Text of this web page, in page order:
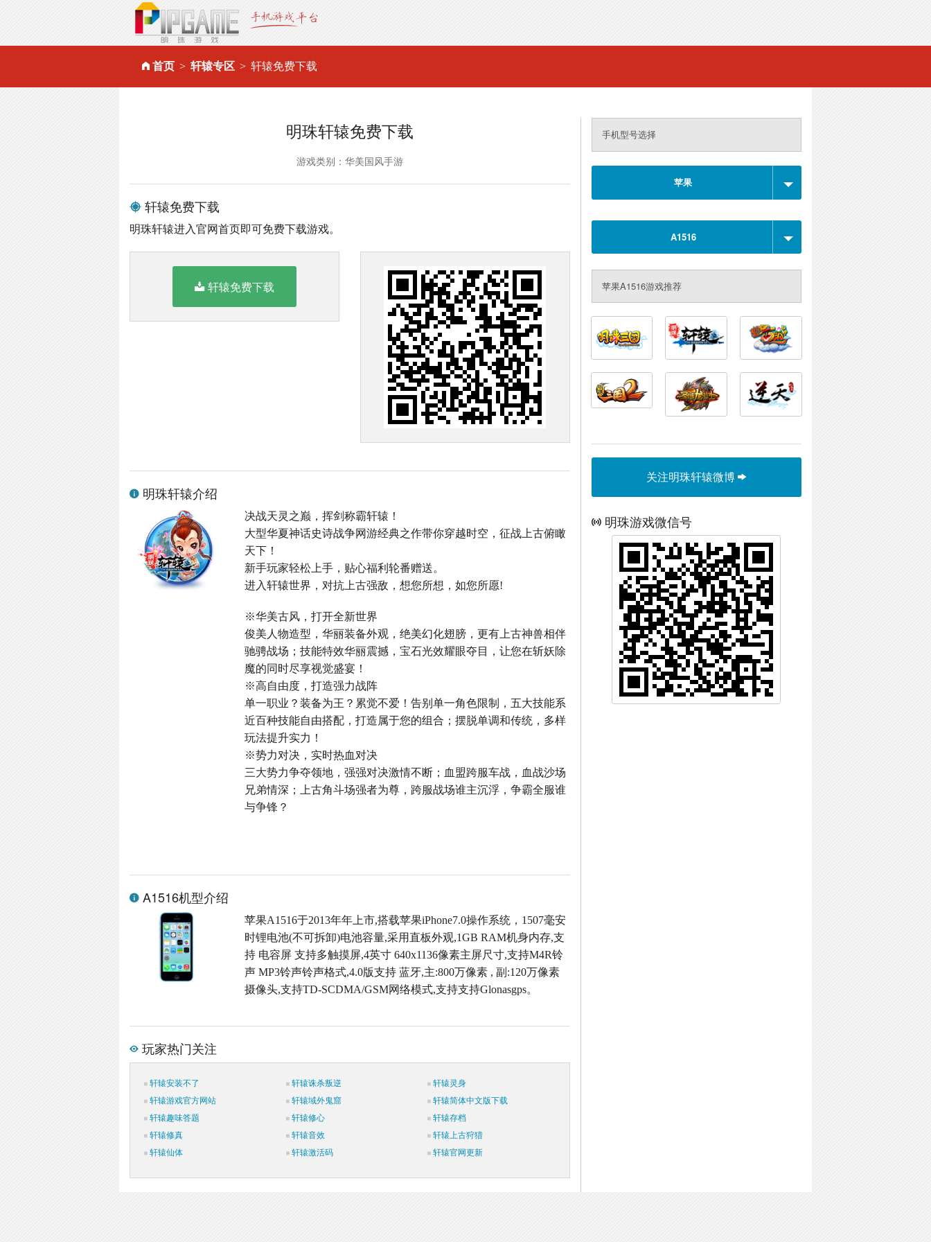
首页 轩辕专区 轩辕免费下载
明珠轩辕免费下载
游戏类别：华美国风手游
轩辕免费下载
明珠轩辕进入官网首页即可免费下载游戏。
轩辕免费下载
明珠轩辕介绍
决战天灵之巅，挥剑称霸轩辕！
大型华夏神话史诗战争网游经典之作带你穿越时空，征战上古俯瞰
天下！
新手玩家轻松上手，贴心福利轮番赠送。
进入轩辕世界，对抗上古强敌，想您所想，如您所愿!
※华美古风，打开全新世界
俊美人物造型，华丽装备外观，绝美幻化翅膀，更有上古神兽相伴
驰骋战场；技能特效华丽震撼，宝石光效耀眼夺目，让您在斩妖除
魔的同时尽享视觉盛宴！
※高自由度，打造强力战阵
单一职业？装备为王？累觉不爱！告别单一角色限制，五大技能系
近百种技能自由搭配，打造属于您的组合；摆脱单调和传统，多样
玩法提升实力！
※势力对决，实时热血对决
三大势力争夺领地，强强对决激情不断；血盟跨服车战，血战沙场
兄弟情深；上古角斗场强者为尊，跨服战场谁主沉浮，争霸全服谁
与争锋？
A1516机型介绍
苹果A1516于2013年年上市,搭载苹果iPhone7.0操作系统，1507毫安
时锂电池(不可拆卸)电池容量,采用直板外观,1GB RAM机身内存,支
持 电容屏 支持多触摸屏,4英寸 640x1136像素主屏尺寸,支持M4R铃
声 MP3铃声铃声格式,4.0版支持 蓝牙,主:800万像素 , 副:120万像素
摄像头,支持TD-SCDMA/GSM网络模式,支持支持Glonasgps。
玩家热门关注
轩辕安装不了 轩辕诛杀叛逆
轩辕灵身
轩辕游戏官方网站
轩辕域外鬼窟
轩辕简体中文版下载
轩辕趣味答题
轩辕修心
轩辕存档
轩辕修真
轩辕音效
轩辕上古狩猎
轩辕仙体
轩辕激活码 轩辕官网更新
手机型号选择
苹果
A1516
苹果A1516游戏推荐
关注明珠轩辕微博
明珠游戏微信号